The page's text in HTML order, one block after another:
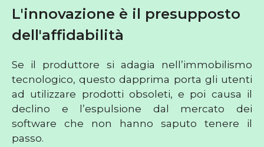
L'innovazione è il presupposto
dell'affidabilità
Se il produttore si adagia nell’immobilismo
tecnologico, questo dapprima porta gli utenti
ad utilizzare prodotti obsoleti, e poi causa il
declino e l’espulsione dal mercato dei
software che non hanno saputo tenere il
passo.